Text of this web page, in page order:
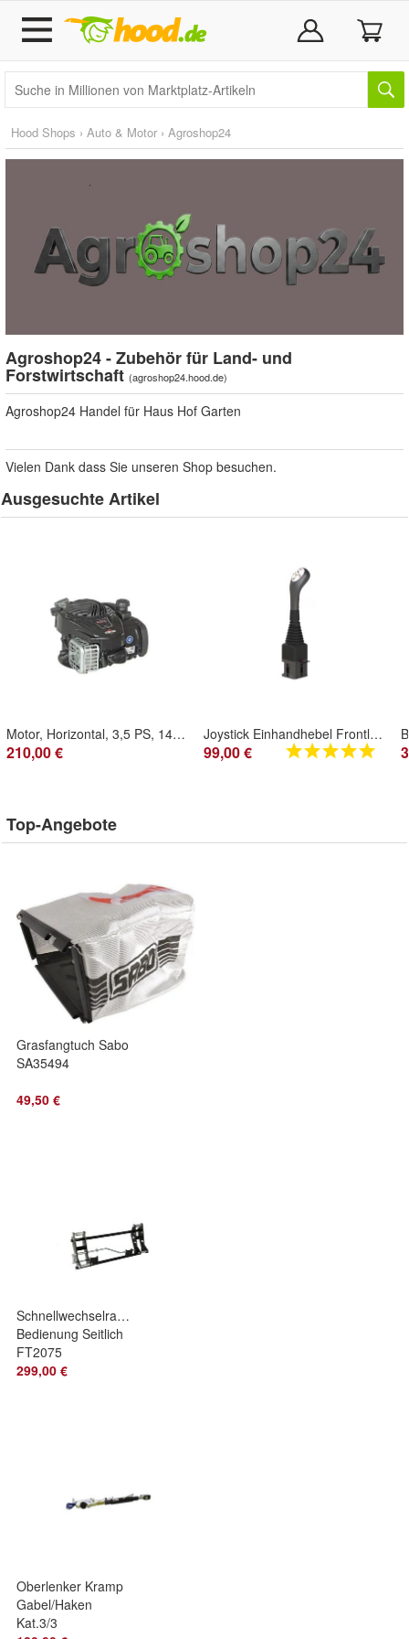
Hood Shops › Auto & Motor › Agroshop24
Agroshop24 - Zubehör für Land- und
Forstwirtschaft (agroshop24.hood.de)
Agroshop24 Handel für Haus Hof Garten
Vielen Dank dass Sie unseren Shop besuchen.
Ausgesuchte Artikel
Motor, Horizontal, 3,5 PS, 140 cm³, Serie 500, Briggs & Stratton 09P802-0007-H5
210,00 €
Joystick Einhandhebel Frontlader 2 Taster Stoll, Hauer, Quicke Kreuzhebel
99,00 €
Top-Angebote
Grasfangtuch Sabo
SA35494
49,50 €
Schnellwechselrahmen
Bedienung Seitlich
FT2075
Euroaufnahme
299,00 €
Oberlenker Kramp
Gabel/Haken
Kat.3/3